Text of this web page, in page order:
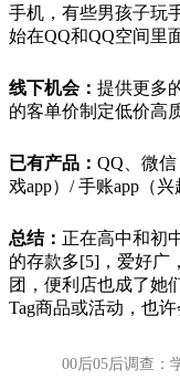
手机，有些男孩子玩
始在QQ和QQ空间里
线下机会： 提供更多
的客单价制定低价高
已有产品： QQ、微
戏app）/ 手账app（
总结： 正在高中和初
的存款多[5]，爱好广
团，便利店也成了她
Tag商品或活动，也
00后05后调查：